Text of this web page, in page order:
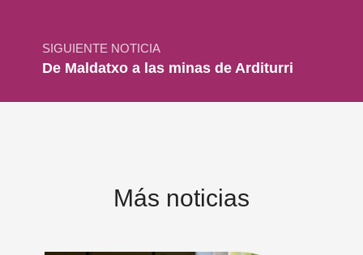
SIGUIENTE NOTICIA
De Maldatxo a las minas de Arditurri
Más noticias